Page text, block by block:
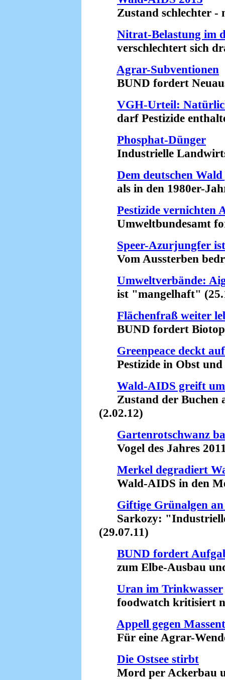
Zustand schlechter -
Nitrat-Belastung im
verschlechtert sich
Agrar-Subventionen
BUND fordert
VGH-Urteil:
darf Pestizide
Phosphat-Dünger
Industrielle
Dem deutschen
als in den 1980er-
Pestizide vernichten
Umweltbundesamt
Speer-Azurjungfer
Vom Aussterben
Umweltverbände:
ist "mangelhaft"
Flächenfraß weiter
BUND fordert
Greenpeace deckt auf
Pestizide in Obst und
Wald-AIDS greift
Zustand der Buchen
(2.02.12)
Gartenrotschwanz
Vogel des Jahres
Merkel degradiert
Wald-AIDS in den
Giftige Grünalgen
Sarkozy:
(29.07.11)
BUND fordert
zum Elbe-Ausbau
Uran im Trinkwasser
foodwatch kritisiert
Appell gegen
Für eine Agrar-
Die Ostsee stirbt
Mord per Ackerbau